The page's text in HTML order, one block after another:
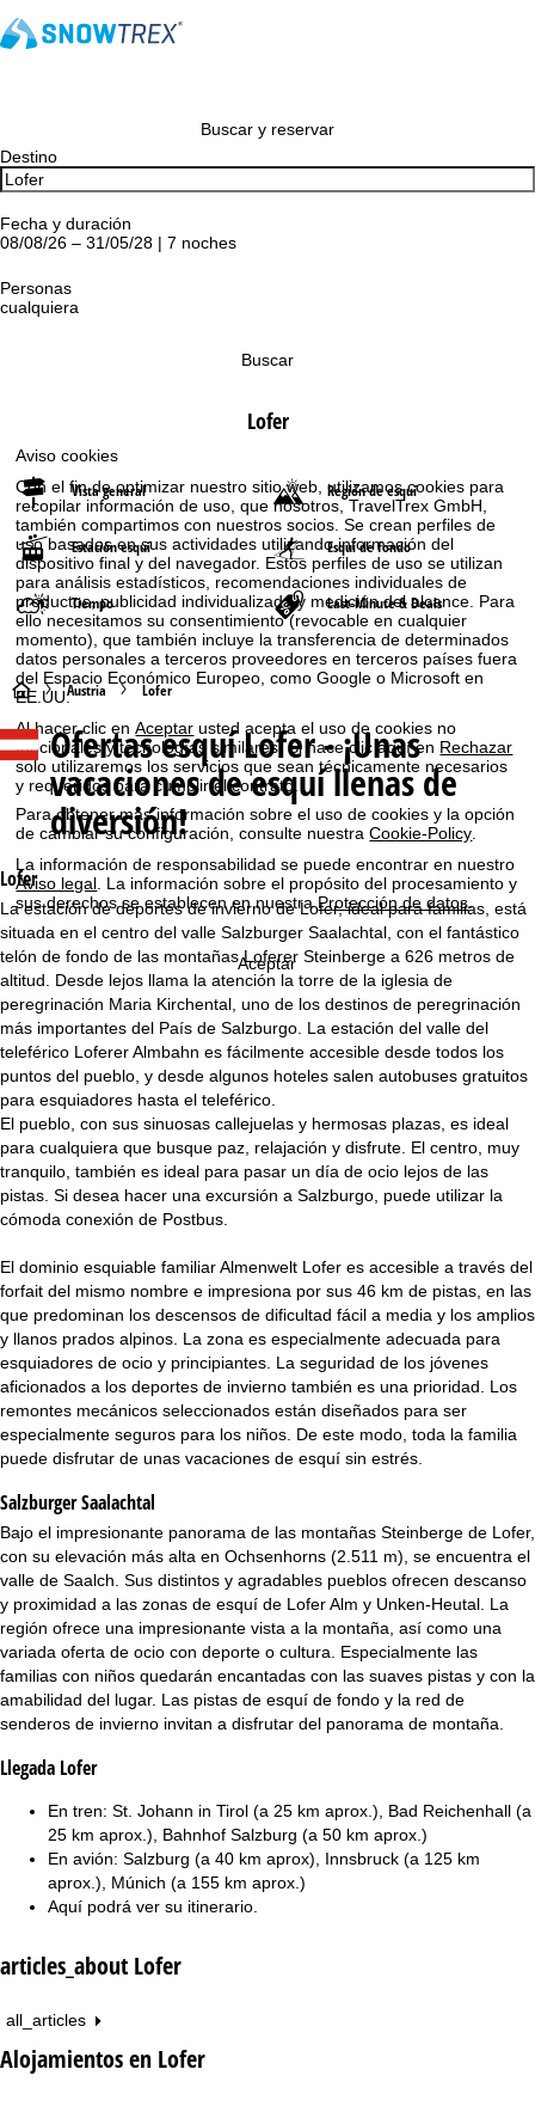
Aviso cookies
Con el fin de optimizar nuestro sitio web, utilizamos cookies para
recopilar información de uso, que nosotros, TravelTrex GmbH,
también compartimos con nuestros socios. Se crean perfiles de
uso basados en sus actividades utilizando información del
dispositivo final y del navegador. Estos perfiles de uso se utilizan
para análisis estadísticos, recomendaciones individuales de
productos, publicidad individualizada y medición del alcance. Para
ello necesitamos su consentimiento (revocable en cualquier
momento), que también incluye la transferencia de determinados
datos personales a terceros proveedores en terceros países fuera
del Espacio Económico Europeo, como Google o Microsoft en
EE.UU.
Al hacer clic enAceptar usted acepta el uso de cookies no
funcionales y tecnologías similares. Si hace clic aquí en Rechazar
solo utilizaremos los servicios que sean técnicamente necesarios
y requeridos para cumplir el contrato.
Para obtener más información sobre el uso de cookies y la opción
de cambiar su configuración, consulte nuestraCookie-Policy
La información de responsabilidad se puede encontrar en nuestro
Aviso legal . La información sobre el propósito del procesamiento y
sus derechos se establecen en nuestraProtección de datos.
Aceptar
Buscar y reservar
Destino
Fecha y duración
08/08/26 – 31/05/28 | 7 noches
Personas
cualquiera
Buscar
Lofer
Vista general Región de esquí
Estación esquí Esquí de fondo
Tiempo Last-Minute & Deals
P
á
g
i
n
a
p
r
i
n
c
i
p
a
l
Austria Lofer
Ofertas esquíLofer - ¡Unas
vacaciones de esquí llenas de
diversión!
Lofer
La estación de deportes de invierno de Lofer, ideal para familias, está
situada en el centro del valle Salzburger Saalachtal, con el fantástico
telón de fondo de las montañas Loferer Steinberge a 626 metros de
altitud. Desde lejos llama la atención la torre de la iglesia de
peregrinación Maria Kirchental, uno de los destinos de peregrinación
más importantes del País de Salzburgo. La estación del valle del
teleférico Loferer Almbahn es fácilmente accesible desde todos los
puntos del pueblo, y desde algunos hoteles salen autobuses gratuitos
para esquiadores hasta el teleférico.
El pueblo, con sus sinuosas callejuelas y hermosas plazas, es ideal
para cualquiera que busque paz, relajación y disfrute. El centro, muy
tranquilo, también es ideal para pasar un día de ocio lejos de las
pistas. Si desea hacer una excursión a Salzburgo, puede utilizar la
cómoda conexión de Postbus.
El dominio esquiable familiar Almenwelt Lofer es accesible a través del
forfait del mismo nombre e impresiona por sus 46 km de pistas, en las
que predominan los descensos de dificultad fácil a media y los amplios
y llanos prados alpinos. La zona es especialmente adecuada para
esquiadores de ocio y principiantes. La seguridad de los jóvenes
aficionados a los deportes de invierno también es una prioridad. Los
remontes mecánicos seleccionados están diseñados para ser
especialmente seguros para los niños. De este modo, toda la familia
puede disfrutar de unas vacaciones de esquí sin estrés.
Salzburger Saalachtal
Bajo el impresionante panorama de las montañas Steinberge de Lofer,
con su elevación más alta en Ochsenhorns (2.511 m), se encuentra el
valle de Saalch. Sus distintos y agradables pueblos ofrecen descanso
y proximidad a las zonas de esquí de Lofer Alm y Unken-Heutal. La
región ofrece una impresionante vista a la montaña, así como una
variada oferta de ocio con deporte o cultura. Especialmente las
familias con niños quedarán encantadas con las suaves pistas y con la
amabilidad del lugar. Las pistas de esquí de fondo y la red de
senderos de invierno invitan a disfrutar del panorama de montaña.
Llegada Lofer
En tren: St. Johann in Tirol (a 25 km aprox.), Bad Reichenhall (a
25 km aprox.), Bahnhof Salzburg (a 50 km aprox.)
En avión: Salzburg (a 40 km aprox), Innsbruck (a 125 km
aprox.), Múnich (a 155 km aprox.)
Aquí podrá ver su itinerario
articles_about Lofer
all_articles
Alojamientos en Lofer